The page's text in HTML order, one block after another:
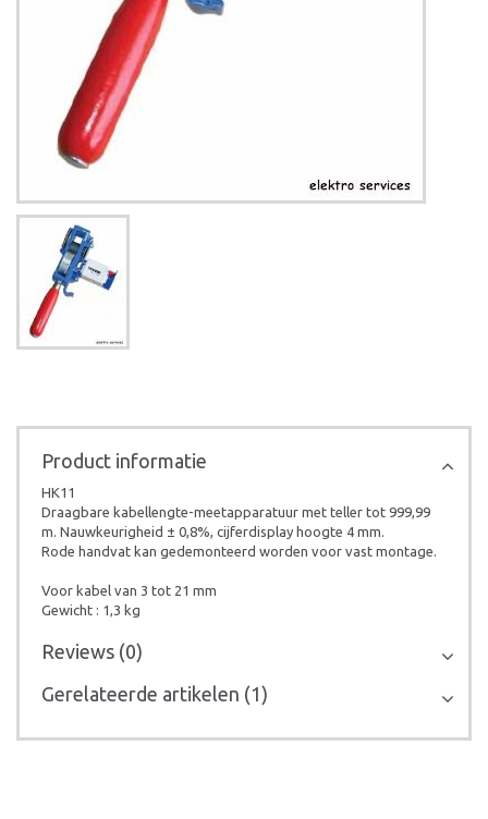
Product informatie
HK11
Draagbare kabellengte-meetapparatuur met teller tot 999,99
m. Nauwkeurigheid ± 0,8%, cijferdisplay hoogte 4 mm.
Rode handvat kan gedemonteerd worden voor vast montage.
Voor kabel van 3 tot 21 mm
Gewicht : 1,3 kg
Reviews (0)
Gerelateerde artikelen (1)